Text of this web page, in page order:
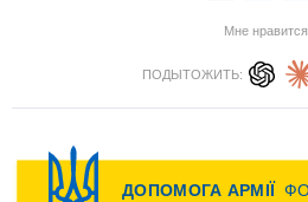
Мне нравится
ПОДЫТОЖИТЬ: